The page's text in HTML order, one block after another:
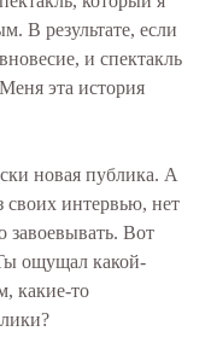
В результате, если
и спектакль
эта история
новая публика. А
своих интервью, нет
завоевывать. Вот
ощущал какой-
какие-то